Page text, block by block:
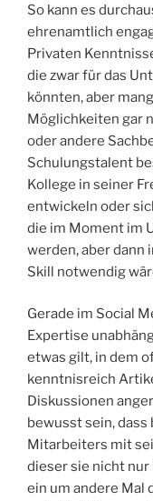
So kann es
ehrenamtlich
Privaten
die zwar für das
könnten, aber
Möglichkeiten gar
oder andere
Schulungstalent
Kollege in seiner
entwickeln oder
die im Moment im
werden, aber dann
Skill notwendig
Gerade im Social
Expertise
etwas gilt, in dem
kenntnisreich
Diskussionen
bewusst sein,
Mitarbeiters mit
dieser sie nicht nur
ein um andere Mal